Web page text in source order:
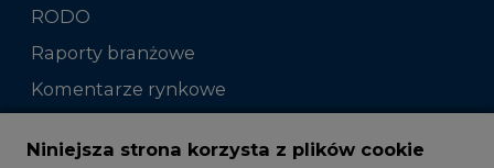
RODO
Raporty branżowe
Komentarze rynkowe
Zmiany kadrowe na rynku
Niniejsza strona korzysta z plików cookie